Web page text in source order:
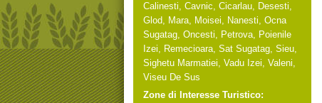
Calinesti, Cavnic, Cicarlau, Desesti,
Glod, Mara, Moisei, Nanesti, Ocna
Sugatag, Oncesti, Petrova, Poienile
Izei, Remecioara, Sat Sugatag, Sieu,
Sighetu Marmatiei, Vadu Izei, Valeni,
Viseu De Sus
Zone di Interesse Turistico: